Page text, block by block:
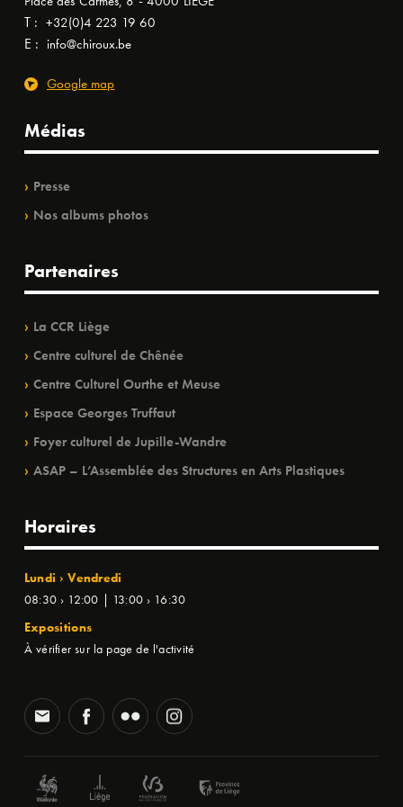
T : +32(0)4 223 19 60
E : info@chiroux.be
Google map
Médias
Presse
Nos albums photos
Partenaires
La CCR Liège
Centre culturel de Chênée
Centre Culturel Ourthe et Meuse
Espace Georges Truffaut
Foyer culturel de Jupille-Wandre
ASAP – L’Assemblée des Structures en Arts Plastiques
Horaires
Lundi › Vendredi
08:30 › 12:00 | 13:00 › 16:30
Expositions
À vérifier sur la page de l'activité